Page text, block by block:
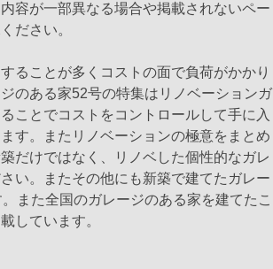
容が一部異なる場合や掲載されないペー
ださい。
ることが多くコストの面で負荷がかかり
のある家52号の特集はリノベーションガ
ことでコストをコントロールして手に入
す。またリノベーションの極意をまとめ
だけではなく、リノベした個性的なガレ
い。またその他にも新築で建てたガレー
また全国のガレージのある家を建てたこ
しています。